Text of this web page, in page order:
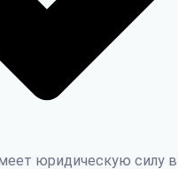
юридическую силу в